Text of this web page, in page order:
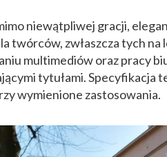
niewątpliwej gracji,
twórców, zwłaszcza tych na
multimediów oraz pracy
tytułami. Specyfikacja
wymienione zastosowania.